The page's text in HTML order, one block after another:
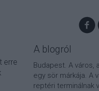
erre
A blogról
Budapest. A város,
egy sör márkája. A
reptéri terminálnak